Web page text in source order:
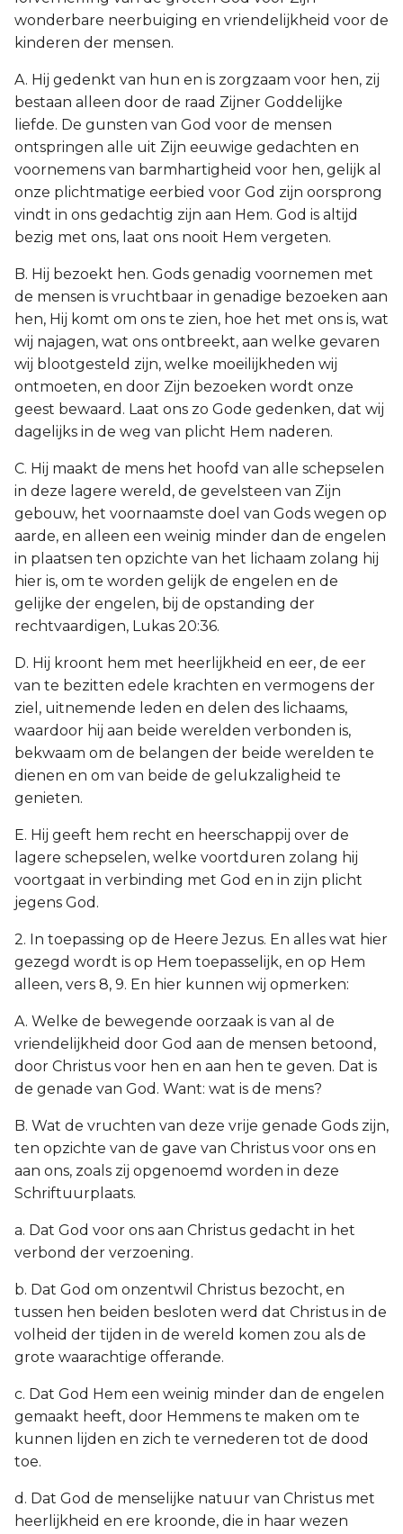
wonderbare neerbuiging en vriendelijkheid voor de
kinderen der mensen.
A. Hij gedenkt van hun en is zorgzaam voor hen, zij
bestaan alleen door de raad Zijner Goddelijke
liefde. De gunsten van God voor de mensen
ontspringen alle uit Zijn eeuwige gedachten en
voornemens van barmhartigheid voor hen, gelijk al
onze plichtmatige eerbied voor God zijn oorsprong
vindt in ons gedachtig zijn aan Hem. God is altijd
bezig met ons, laat ons nooit Hem vergeten.
B. Hij bezoekt hen. Gods genadig voornemen met
de mensen is vruchtbaar in genadige bezoeken aan
hen, Hij komt om ons te zien, hoe het met ons is, wat
wij najagen, wat ons ontbreekt, aan welke gevaren
wij blootgesteld zijn, welke moeilijkheden wij
ontmoeten, en door Zijn bezoeken wordt onze
geest bewaard. Laat ons zo Gode gedenken, dat wij
dagelijks in de weg van plicht Hem naderen.
C. Hij maakt de mens het hoofd van alle schepselen
in deze lagere wereld, de gevelsteen van Zijn
gebouw, het voornaamste doel van Gods wegen op
aarde, en alleen een weinig minder dan de engelen
in plaatsen ten opzichte van het lichaam zolang hij
hier is, om te worden gelijk de engelen en de
gelijke der engelen, bij de opstanding der
rechtvaardigen, Lukas 20:36.
D. Hij kroont hem met heerlijkheid en eer, de eer
van te bezitten edele krachten en vermogens der
ziel, uitnemende leden en delen des lichaams,
waardoor hij aan beide werelden verbonden is,
bekwaam om de belangen der beide werelden te
dienen en om van beide de gelukzaligheid te
genieten.
E. Hij geeft hem recht en heerschappij over de
lagere schepselen, welke voortduren zolang hij
voortgaat in verbinding met God en in zijn plicht
jegens God.
2. In toepassing op de Heere Jezus. En alles wat hier
gezegd wordt is op Hem toepasselijk, en op Hem
alleen, vers 8, 9. En hier kunnen wij opmerken:
A. Welke de bewegende oorzaak is van al de
vriendelijkheid door God aan de mensen betoond,
door Christus voor hen en aan hen te geven. Dat is
de genade van God. Want: wat is de mens?
B. Wat de vruchten van deze vrije genade Gods zijn,
ten opzichte van de gave van Christus voor ons en
aan ons, zoals zij opgenoemd worden in deze
Schriftuurplaats.
a. Dat God voor ons aan Christus gedacht in het
verbond der verzoening.
b. Dat God om onzentwil Christus bezocht, en
tussen hen beiden besloten werd dat Christus in de
volheid der tijden in de wereld komen zou als de
grote waarachtige offerande.
c. Dat God Hem een weinig minder dan de engelen
gemaakt heeft, door Hemmens te maken om te
kunnen lijden en zich te vernederen tot de dood
toe.
d. Dat God de menselijke natuur van Christus met
heerlijkheid en ere kroonde, die in haar wezen